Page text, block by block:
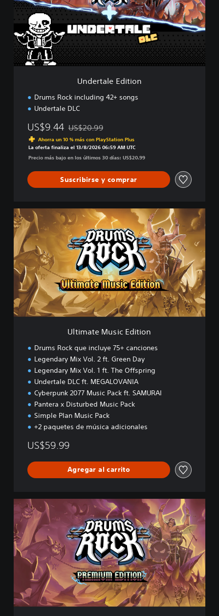
t
a
e
E
d
i
Undertale Edition
Drums Rock including 42+ songs
Undertale DLC
US$9.44 Rebajado del precio original de US$20.99
US$20.99
Ahorra un 10 % más con PlayStation Plus
La oferta finaliza el 13/8/2026 06:59 AM UTC
Precio más bajo en los últimos 30 días: US$20.99
Suscribirse y comprar
U
l
t
i
m
a
t
M
u
s
i
Ultimate Music Edition
Drums Rock que incluye 75+ canciones
Legendary Mix Vol. 2 ft. Green Day
Legendary Mix Vol. 1 ft. The Offspring
Undertale DLC ft. MEGALOVANIA
Cyberpunk 2077 Music Pack ft. SAMURAI
Pantera x Disturbed Music Pack
Simple Plan Music Pack
+2 paquetes de música adicionales
US$59.99
Agregar al carrito
P
e
m
i
u
t
i